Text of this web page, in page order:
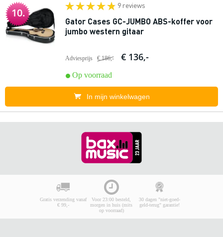
10.
9 reviews
Gator Cases GC-JUMBO ABS-koffer voor
jumbo western gitaar
Adviesprijs € 186,- € 136,-
Op voorraad
In mijn winkelwagen
Gratis verzending vanaf
€ 99,-
Voor 23:00 besteld,
morgen in huis (mits
op voorraad)
30 dagen "niet-goed-
geld-terug" garantie!